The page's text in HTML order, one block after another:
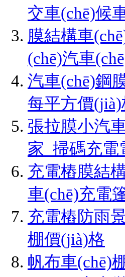
交車(chē)候
膜結構車
(chē)汽車
汽車(chē)鋼
每平方價
張拉膜小汽
家_掃碼充電
充電樁膜結
車(chē)充電
充電樁防雨
棚價(jià)格
帆布車(chē)